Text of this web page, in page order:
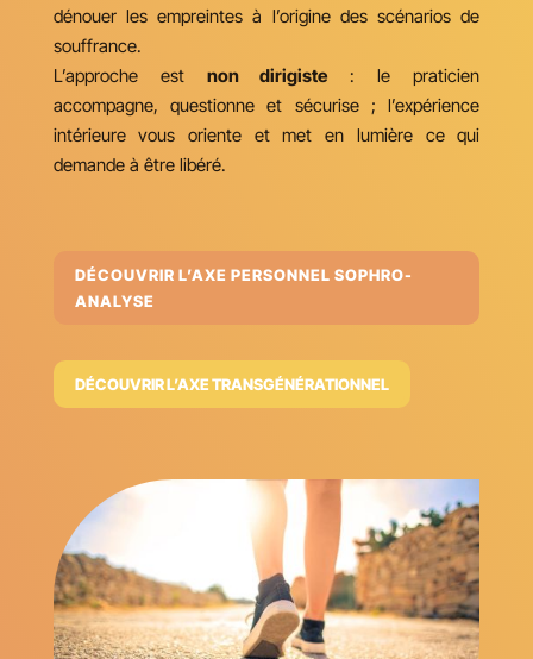
dénouer les empreintes à l’origine des scénarios de
souffrance.
L’approche est non dirigiste: le praticien
accompagne, questionne et sécurise ; l’expérience
intérieure vous oriente et met en lumière ce qui
demande à être libéré.
DÉCOUVRIR L’AXE PERSONNEL SOPHRO-
ANALYSE
DÉCOUVRIR L’AXE TRANSGÉNÉRATIONNEL